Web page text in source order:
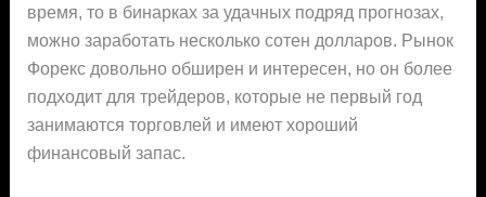
время, то в бинарках за удачных подряд прогнозах,
можно заработать несколько сотен долларов. Рынок
Форекс довольно обширен и интересен, но он более
подходит для трейдеров, которые не первый год
занимаются торговлей и имеют хороший
финансовый запас.